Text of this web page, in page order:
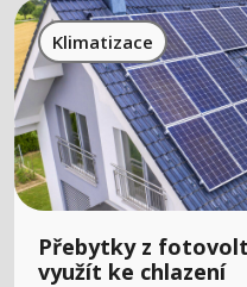
Klimatizace
Přebytky z
využít ke chlazení